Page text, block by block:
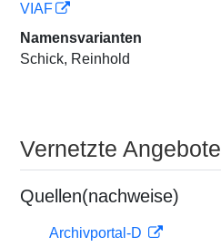
VIAF
Namensvarianten
Schick, Reinhold
Vernetzte Angebote
Quellen(nachweise)
Archivportal-D